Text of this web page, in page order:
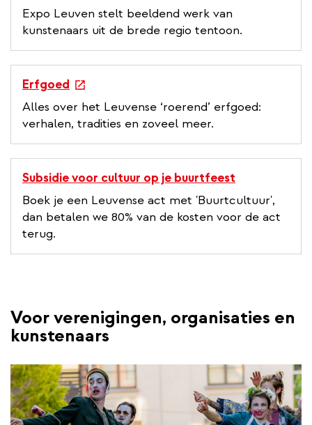
Expo Leuven stelt beeldend werk van
kunstenaars uit de brede regio tentoon.
Erfgoed
e
x
a
l
l
i
n
Alles over het Leuvense ‘roerend’ erfgoed:
verhalen, tradities en zoveel meer.
Subsidie voor cultuur op je buurtfeest
Boek je een Leuvense act met 'Buurtcultuur',
dan betalen we 80% van de kosten voor de act
terug.
Voor verenigingen, organisaties en
kunstenaars